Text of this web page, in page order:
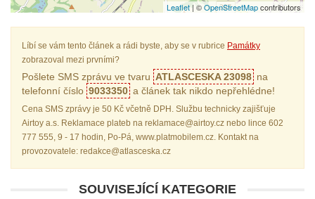
Leaflet | ©OpenStreetMapcontributors
Líbí se vám tento článek a rádi byste, aby se v rubrice Památky
zobrazoval mezi prvními?
Pošlete SMS zprávu ve tvaru ATLASCESKA 23098 na
telefonní číslo 9033350 a článek tak nikdo nepřehlédne!
Cena SMS zprávy je 50 Kč včetně DPH. Službu technicky zajišťuje
Airtoy a.s. Reklamace plateb na reklamace@airtoy.cz nebo lince 602
777 555, 9 - 17 hodin, Po-Pá, www.platmobilem.cz. Kontakt na
provozovatele: redakce@atlasceska.cz
SOUVISEJÍCÍ KATEGORIE